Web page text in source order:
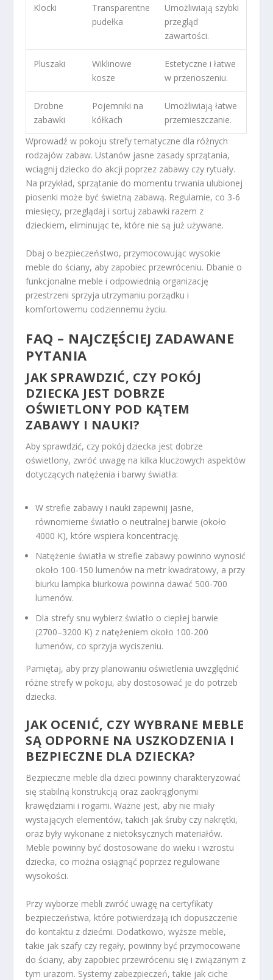
Klocki
Transparentne
pudełka
Umożliwiają szybki
przegląd
zawartości.
Pluszaki
Wiklinowe
kosze
Estetyczne i łatwe
w przenoszeniu.
Drobne
zabawki
Pojemniki na
kółkach
Umożliwiają łatwe
przemieszczanie.
Wprowadź w pokoju strefy tematyczne dla różnych
rodzajów zabaw. Ustanów jasne zasady sprzątania,
wciągnij dziecko do akcji poprzez zabawy czy rytuały.
Na przykład, sprzątanie do momentu trwania ulubionej
piosenki może być świetną zabawą. Regularnie, co 3-6
miesięcy, przeglądaj i sortuj zabawki razem z
dzieckiem, eliminując te, które nie są już używane.
Dbaj o bezpieczeństwo, przymocowując wysokie
meble do ściany, aby zapobiec przewróceniu. Dbanie o
funkcjonalne meble i odpowiednią organizację
przestrzeni sprzyja utrzymaniu porządku i
komfortowemu codziennemu życiu.
FAQ – NAJCZĘŚCIEJ ZADAWANE
PYTANIA
JAK SPRAWDZIĆ, CZY POKÓJ
DZIECKA JEST DOBRZE
OŚWIETLONY POD KĄTEM
ZABAWY I NAUKI?
Aby sprawdzić, czy pokój dziecka jest dobrze
oświetlony, zwróć uwagę na kilka kluczowych aspektów
dotyczących natężenia i barwy światła:
W strefie zabawy i nauki zapewnij jasne,
równomierne światło o neutralnej barwie (około
4000 K), które wspiera koncentrację.
Natężenie światła w strefie zabawy powinno wynosić
około 100-150 lumenów na metr kwadratowy, a przy
biurku lampka biurkowa powinna dawać 500-700
lumenów.
Dla strefy snu wybierz światło o ciepłej barwie
(2700–3200 K) z natężeniem około 100-200
lumenów, co sprzyja wyciszeniu.
Pamiętaj, aby przy planowaniu oświetlenia uwzględnić
różne strefy w pokoju, aby dostosować je do potrzeb
dziecka.
JAK OCENIĆ, CZY WYBRANE MEBLE
SĄ ODPORNE NA USZKODZENIA I
BEZPIECZNE DLA DZIECKA?
Bezpieczne meble dla dzieci powinny charakteryzować
się stabilną konstrukcją oraz zaokrąglonymi
krawędziami i rogami. Ważne jest, aby nie miały
wystających elementów, takich jak śruby czy nakrętki,
oraz były wykonane z nietoksycznych materiałów.
Meble powinny być dostosowane do wieku i wzrostu
dziecka, co można osiągnąć poprzez regulowane
wysokości.
Przy wyborze mebli zwróć uwagę na certyfikaty
bezpieczeństwa, które potwierdzają ich dopuszczenie
do kontaktu z dziećmi. Dodatkowo, wyższe meble,
takie jak szafy czy regały, powinny być przymocowane
do ściany, aby zapobiec przewróceniu się i związanym z
tym urazom. Systemy zabezpieczeń, takie jak ciche